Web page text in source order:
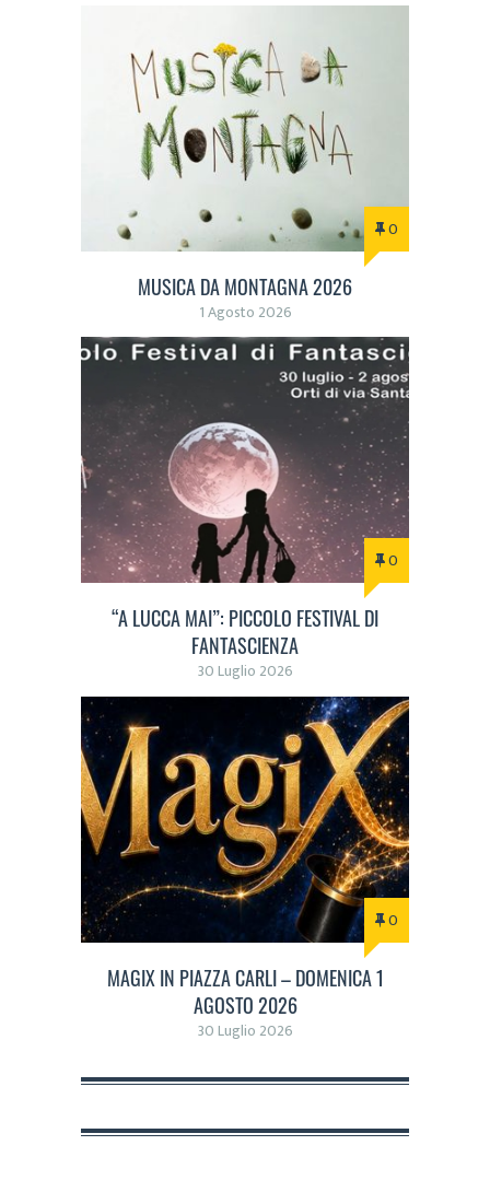
0
MUSICA DA MONTAGNA 2026
1 Agosto 2026
0
“A LUCCA MAI”: PICCOLO FESTIVAL DI
FANTASCIENZA
30 Luglio 2026
0
MAGIX IN PIAZZA CARLI – DOMENICA 1
AGOSTO 2026
30 Luglio 2026